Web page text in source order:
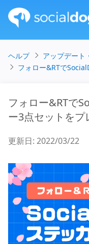
ヘルプ アップデート
フォロー&RTでSocialDog
フォロー&RTで
ー3点セットをプ
更新日: 2022/03/22